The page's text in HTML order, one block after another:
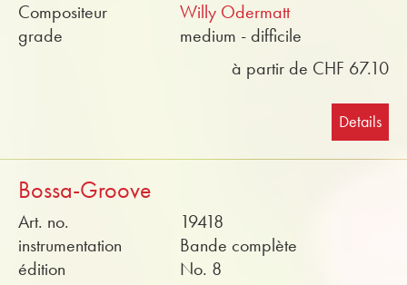
Compositeur
Willy Odermatt
grade
medium - difficile
à partir de CHF 67.10
Details
Bossa-Groove
Art. no.
19418
instrumentation
Bande complète
édition
No. 8